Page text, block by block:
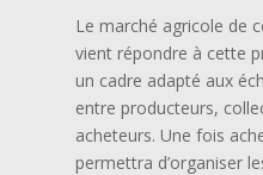
Le marché agricole de
vient répondre à cette
un cadre adapté aux
entre producteurs,
acheteurs. Une fois
permettra d’organiser